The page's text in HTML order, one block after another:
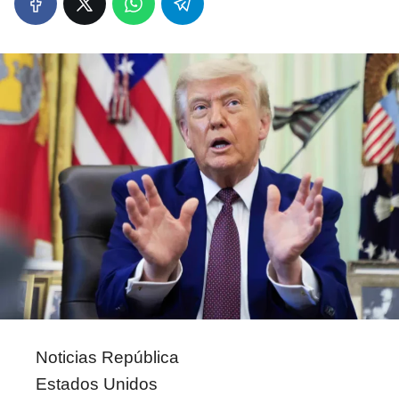
Noticias República
Estados Unidos